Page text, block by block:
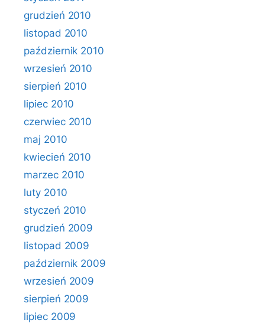
grudzień 2010
listopad 2010
październik 2010
wrzesień 2010
sierpień 2010
lipiec 2010
czerwiec 2010
maj 2010
kwiecień 2010
marzec 2010
luty 2010
styczeń 2010
grudzień 2009
listopad 2009
październik 2009
wrzesień 2009
sierpień 2009
lipiec 2009